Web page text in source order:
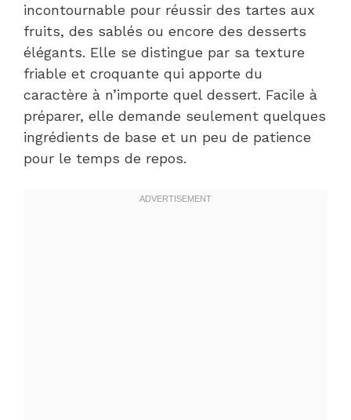
incontournable pour réussir des tartes aux
fruits, des sablés ou encore des desserts
élégants. Elle se distingue par sa texture
friable et croquante qui apporte du
caractère à n’importe quel dessert. Facile à
préparer, elle demande seulement quelques
ingrédients de base et un peu de patience
pour le temps de repos.